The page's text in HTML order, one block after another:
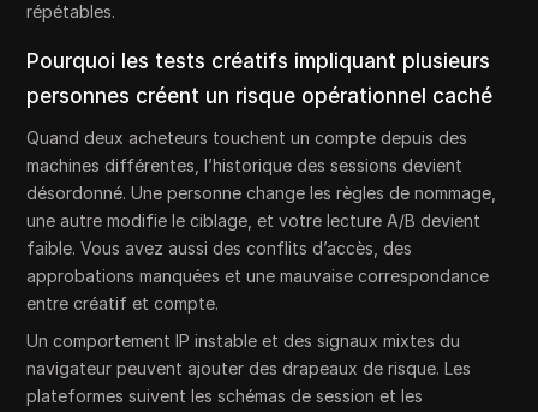
répétables.
Pourquoi les tests créatifs impliquant plusieurs
personnes créent un risque opérationnel caché
Quand deux acheteurs touchent un compte depuis des
machines différentes, l’historique des sessions devient
désordonné. Une personne change les règles de nommage,
une autre modifie le ciblage, et votre lecture A/B devient
faible. Vous avez aussi des conflits d’accès, des
approbations manquées et une mauvaise correspondance
entre créatif et compte.
Un comportement IP instable et des signaux mixtes du
navigateur peuvent ajouter des drapeaux de risque. Les
plateformes suivent les schémas de session et les